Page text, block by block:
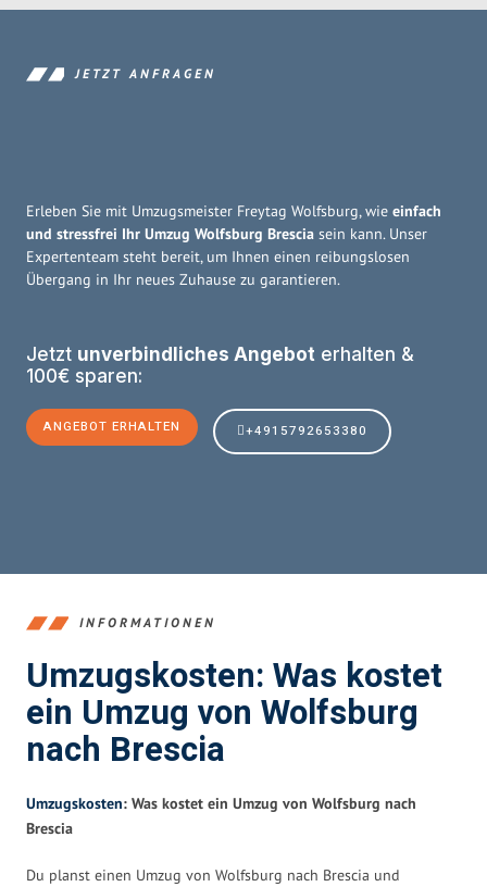
JETZT ANFRAGEN
Erleben Sie mit Umzugsmeister Freytag Wolfsburg, wie einfach
und stressfrei Ihr Umzug Wolfsburg Brescia sein kann. Unser
Expertenteam steht bereit, um Ihnen einen reibungslosen
Übergang in Ihr neues Zuhause zu garantieren.
Jetzt unverbindliches Angebot erhalten &
100€ sparen:
ANGEBOT ERHALTEN +4915792653380
INFORMATIONEN
Umzugskosten: Was kostet
ein Umzug von Wolfsburg
nach Brescia
Umzugskosten: Was kostet ein Umzug von Wolfsburg nach
Brescia
Du planst einen Umzug von Wolfsburg nach Brescia und